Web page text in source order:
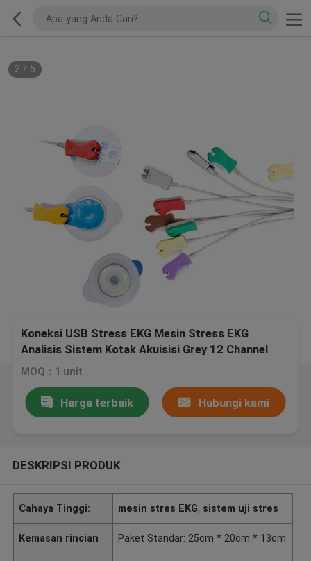
2/ 5
Koneksi USB Stress EKG Mesin Stress EKG
Analisis Sistem Kotak Akuisisi Grey 12 Channel
MOQ：1 unit
Harga terbaik Hubungi kami
DESKRIPSI PRODUK
Cahaya Tinggi: mesin stres EKG, sistem uji stres
Kemasan rincian Paket Standar: 25cm * 20cm * 13cm